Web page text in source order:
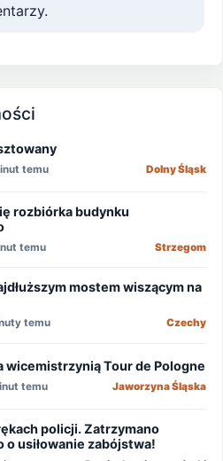
temu Dolny Śląsk
rozbiórka budynku
temu Strzegom
mostem wiszącym na
temu Czechy
wicemistrzynią Tour de Pologne
temu Jaworzyna Śląska
policji. Zatrzymano
o usiłowanie zabójstwa!